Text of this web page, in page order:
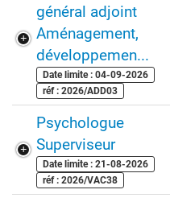
général adjoint
Aménagement,
développemen...
Date limite : 04-09-2026
réf : 2026/ADD03
Psychologue
Superviseur
Date limite : 21-08-2026
réf : 2026/VAC38